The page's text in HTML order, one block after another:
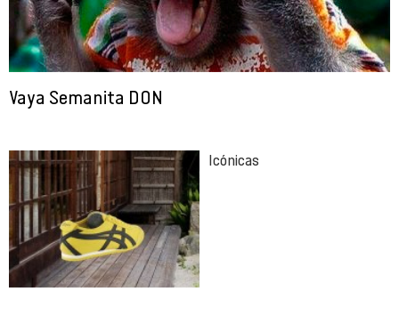
Vaya Semanita DON
Icónicas